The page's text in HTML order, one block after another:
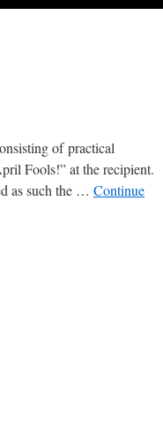
of practical
Fools!” at the recipient.
as such the … Continue